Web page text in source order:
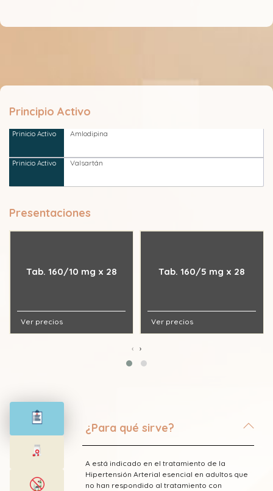
Principio Activo
Amlodipina
Valsartán
Presentaciones
Tab. 160/10 mg x 28
Ver precios
Tab. 160/5 mg x 28
Ver precios
‹ ›
¿Para qué sirve?
A está indicado en el tratamiento de la
Hipertensión Arterial esencial en adultos que
no han respondido al tratamiento con